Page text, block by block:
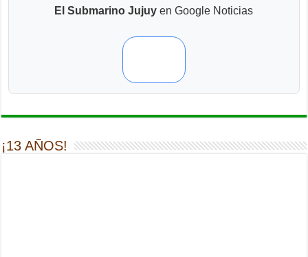
El Submarino Jujuy en Google Noticias
¡13 AÑOS!